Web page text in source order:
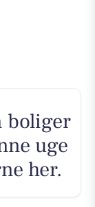
boliger
uge
her.